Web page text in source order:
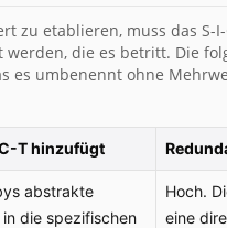
zu etablieren, muss das S-
die es betritt. Die
es umbenennt ohne
T hinzufügt
abstrakte
in die spezifischen
Hoch.
eine